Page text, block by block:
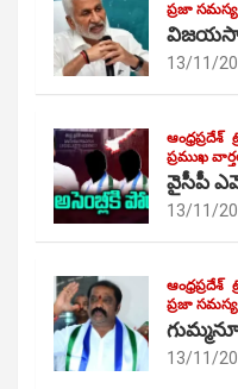
ప్రజా
13/11/
ఆంధ్రప్రదేశ్
ప్రముఖ
వైసీపీ
13/11/
ఆంధ్రప్రదేశ్
ప్రజా
13/11/